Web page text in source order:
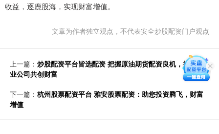
收益，逐鹿股海，实现财富增值。
文章为作者独立观点，不代表安全炒股配资门户观点
上一篇： 炒股配资平台皆选配资 把握原油期货配资良机，携手专
业公司共创财富
下一篇： 杭州股票配资平台 雅安股票配资：助您投资腾飞，财富
增值